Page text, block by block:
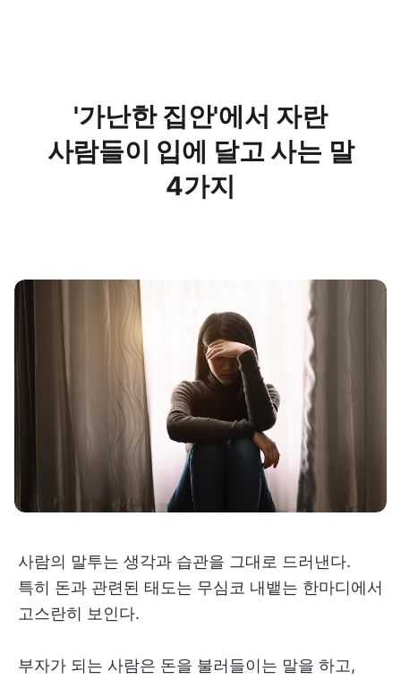
'가난한 집안'에서 자란
사람들이 입에 달고 사는 말
4가지
사람의 말투는 생각과 습관을 그대로 드러낸다.
특히 돈과 관련된 태도는 무심코 내뱉는 한마디에서
고스란히 보인다.
부자가 되는 사람은 돈을 불러들이는 말을 하고,